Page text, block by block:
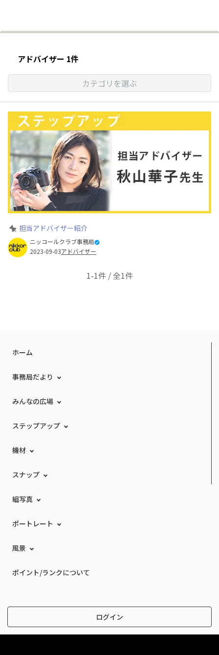
アドバイザー 1件
カテゴリを選ぶ
担当アドバイザー紹介
ニッコールクラブ事務局
2023-09-03アドバイザー
1-1件 / 全1件
ホーム
事務局だより
みんなの広場
ステップアップ
機材
スナップ
組写真
ポートレート
風景
ポイント/ランクについて
ログイン